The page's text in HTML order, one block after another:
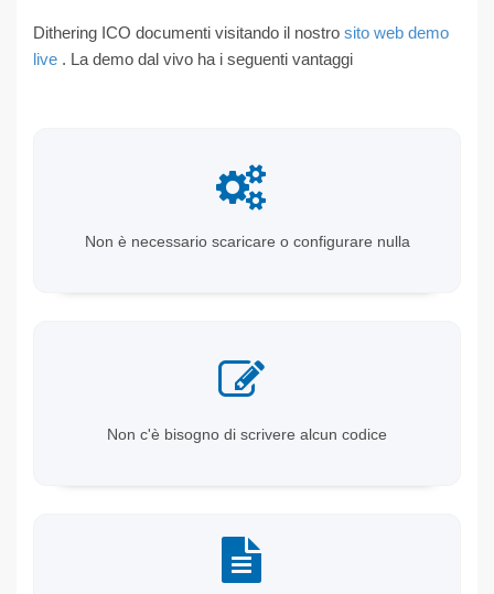
Dithering ICO documenti visitando il nostro sito web demo
live . La demo dal vivo ha i seguenti vantaggi
Non è necessario scaricare o configurare nulla
Non c'è bisogno di scrivere alcun codice